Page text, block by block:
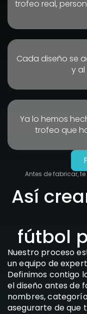
trofeo real,
Cada diseño se
y
Ya lo hemos
trofeo que
Antes de fabricar,
Así
fútbol
Nuestro proceso
unequipo de
Definimos contigo
el diseño antes de
nombres,
asegurarte de que